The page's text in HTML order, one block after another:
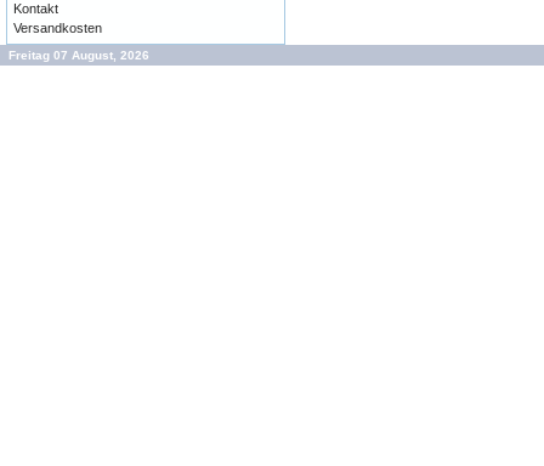
Kontakt
Versandkosten
Freitag 07 August, 2026